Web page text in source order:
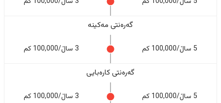
گەرەنتی مەکینە
5 ساڵ/100,000 کم 3 ساڵ/100,000 کم
گەرەنتی کارەبایی
5 ساڵ/100,000 کم 3 ساڵ/100,000 کم